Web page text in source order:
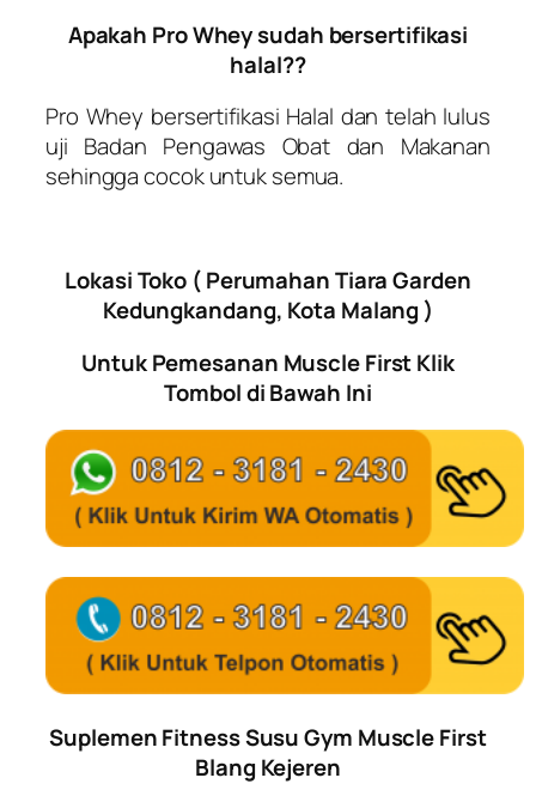
Apakah Pro Whey sudah bersertifikasi
halal??
Pro Whey bersertifikasi Halal dan telah lulus
uji Badan Pengawas Obat dan Makanan
sehingga cocok untuk semua.
Lokasi Toko ( Perumahan Tiara Garden
Kedungkandang, Kota Malang )
Untuk Pemesanan Muscle First Klik
Tombol di Bawah Ini
Suplemen Fitness Susu Gym Muscle First
Blang Kejeren